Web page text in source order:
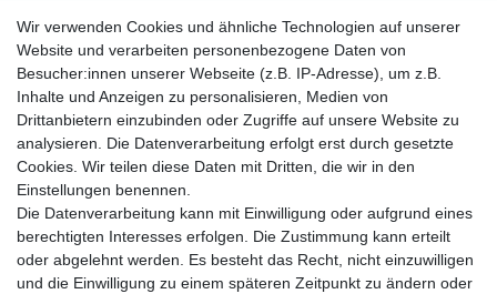
Newsletter-Anmeldung
FAQ / Fragen
Mein Warenkorb
Mein Merkzettel
Mein Konto
UNSER LADENGESCHÄFT
Gottlieb-Daimler-Str. 10
33334 Gütersloh
Wir verwenden Cookies und ähnliche Technologien auf unserer
Website und verarbeiten personenbezogene Daten von
Besucher:innen unserer Webseite (z.B. IP-Adresse), um z.B.
Inhalte und Anzeigen zu personalisieren, Medien von
Drittanbietern einzubinden oder Zugriffe auf unsere Website zu
analysieren. Die Datenverarbeitung erfolgt erst durch gesetzte
Cookies. Wir teilen diese Daten mit Dritten, die wir in den
Einstellungen benennen.
Die Datenverarbeitung kann mit Einwilligung oder aufgrund eines
berechtigten Interesses erfolgen. Die Zustimmung kann erteilt
oder abgelehnt werden. Es besteht das Recht, nicht einzuwilligen
und die Einwilligung zu einem späteren Zeitpunkt zu ändern oder